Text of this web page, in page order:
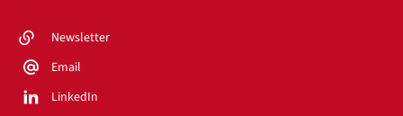
Newsletter
Email
LinkedIn